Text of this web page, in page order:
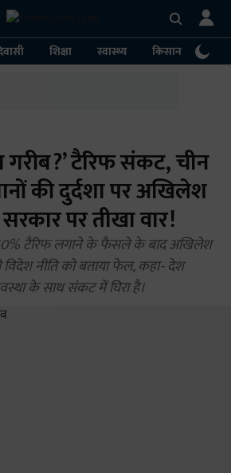
शिक्षा स्वास्थ्य किसान
गरीब?’ टैरिफ संकट, चीन
की दुर्दशा पर अखिलेश
पर तीखा वार!
50% टैरिफ लगाने के फैसले के बाद अखिलेश
विदेश नीति को बताया फेल, कहा- देश
के साथ संकट में घिरा है।